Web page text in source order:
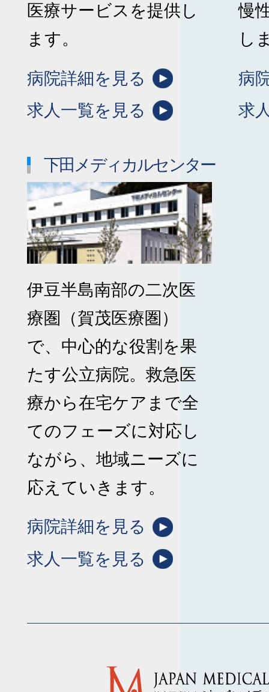
医療サービスを提供し
ます。
病院詳細を見る
求人一覧を見る
慢
し
病
求
下田メディカルセンター
伊豆半島南部の二次医
療圏（賀茂医療圏）
で、中心的な役割を果
たす公立病院。救急医
療から在宅ケアまで全
てのフェーズに対応し
ながら、地域ニーズに
応えていきます。
病院詳細を見る
求人一覧を見る